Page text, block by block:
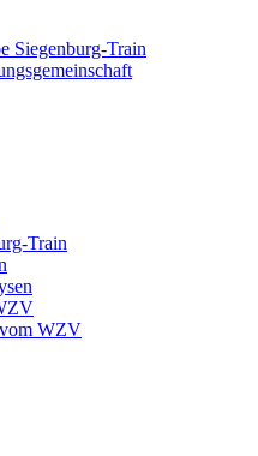
Siegenburg-Train
Train
vom WZV